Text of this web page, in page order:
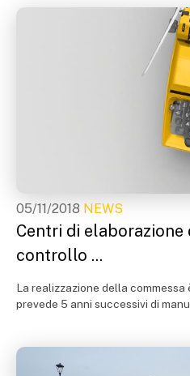
05/11/2018 NEWS
Centri di elaborazione
controllo ...
La realizzazione della commessa
prevede 5 anni successivi di